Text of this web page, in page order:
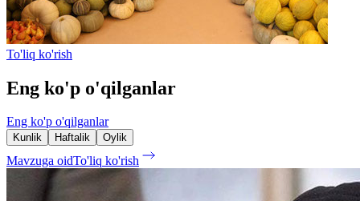
To'liq ko'rish
Eng ko'p o'qilganlar
Eng ko'p o'qilganlar
Kunlik Haftalik Oylik
Mavzuga oidTo'liq ko'rish